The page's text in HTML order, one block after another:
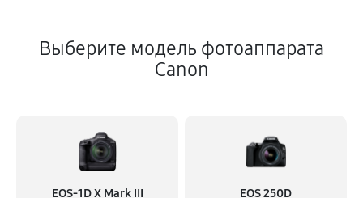
Выберите модель фотоаппарата
Canon
EOS‑1D X Mark III EOS 250D